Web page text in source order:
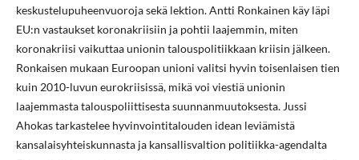
keskustelupuheenvuoroja sekä lektion. Antti Ronkainen käy läpi
EU:n vastaukset koronakriisiin ja pohtii laajemmin, miten
koronakriisi vaikuttaa unionin talouspolitiikkaan kriisin jälkeen.
Ronkaisen mukaan Euroopan unioni valitsi hyvin toisenlaisen tien
kuin 2010-luvun eurokriisissä, mikä voi viestiä unionin
laajemmasta talouspoliittisesta suunnanmuutoksesta. Jussi
Ahokas tarkastelee hyvinvointitalouden idean leviämistä
kansalaisyhteiskunnasta ja kansallisvaltion politiikka-agendalta